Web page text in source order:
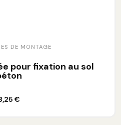
DE MONTAGE
pour fixation au sol
€
au panier